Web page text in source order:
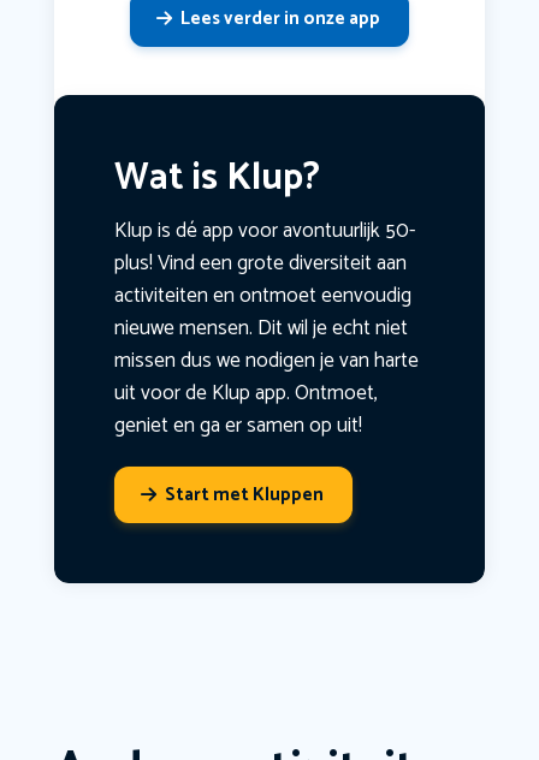
Lees verder in onze app
Wat is Klup?
Klup is dé app voor avontuurlijk 50-
plus! Vind een grote diversiteit aan
activiteiten en ontmoet eenvoudig
nieuwe mensen. Dit wil je echt niet
missen dus we nodigen je van harte
uit voor de Klup app. Ontmoet,
geniet en ga er samen op uit!
Start met Kluppen